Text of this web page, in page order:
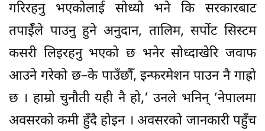
गरिरहनु भएकोलाई सोध्यो भने कि सरकारबाट
तपाईँले पाउनु हुने अनुदान, तालिम, सर्पोट सिस्टम
कसरी लिइरहनु भएको छ भनेर सोध्दाखेरि जवाफ
आउने गरेको छ–के पाउँछौँ, इन्फरमेशन पाउन नै गाह्रो
छ । हाम्रो चुनौती यही नै हो,’ उनले भनिन् ‘नेपालमा
अवसरको कमी हुँदै होइन । अवसरको जानकारी पहुँच